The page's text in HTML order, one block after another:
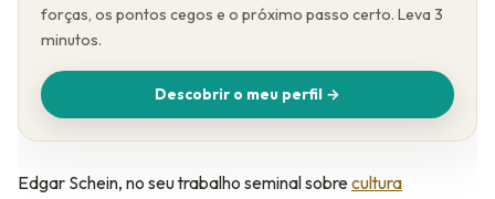
forças, os pontos cegos e o próximo passo certo. Leva 3
minutos.
Descobrir o meu perfil →
Edgar Schein, no seu trabalho seminal sobre cultura